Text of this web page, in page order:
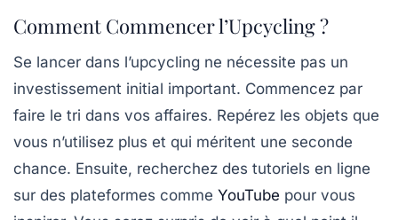
Comment Commencer l’Upcycling ?
Se lancer dans l’upcycling ne nécessite pas un
investissement initial important. Commencez par
faire le tri dans vos affaires. Repérez les objets que
vous n’utilisez plus et qui méritent une seconde
chance. Ensuite, recherchez des tutoriels en ligne
sur des plateformes comme YouTube pour vous